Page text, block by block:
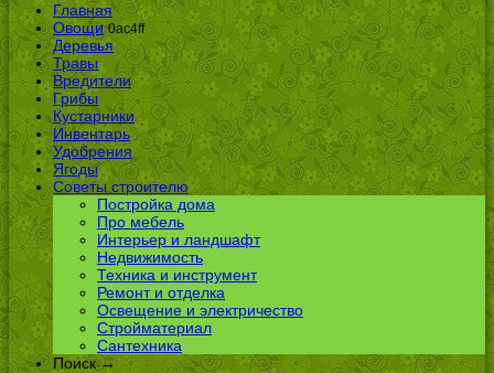
Главная
Овощи 0ac4ff
Деревья
Травы
Вредители
Грибы
Кустарники
Инвентарь
Удобрения
Ягоды
Советы строителю
Постройка дома
Про мебель
Интерьер и ландшафт
Недвижимость
Техника и инструмент
Ремонт и отделка
Освещение и электричество
Стройматериал
Сантехника
Поиск →